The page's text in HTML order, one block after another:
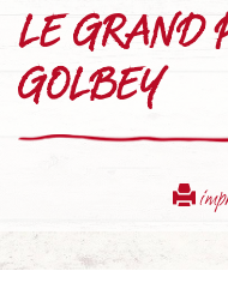
LE GRAND
GOLBEY